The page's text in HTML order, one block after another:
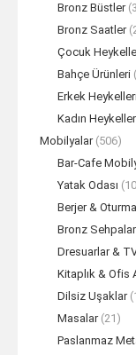
Bronz Büstler
Bronz Saatler
Çocuk
Bahçe Ürünleri
Erkek
Kadın
Mobilyalar (506)
Bar-Cafe
Yatak Odası
Berjer &
Bronz Sehpalar
Dresuarlar &
Kitaplık & Ofis
Dilsiz Uşaklar
Masalar (21)
Paslanmaz